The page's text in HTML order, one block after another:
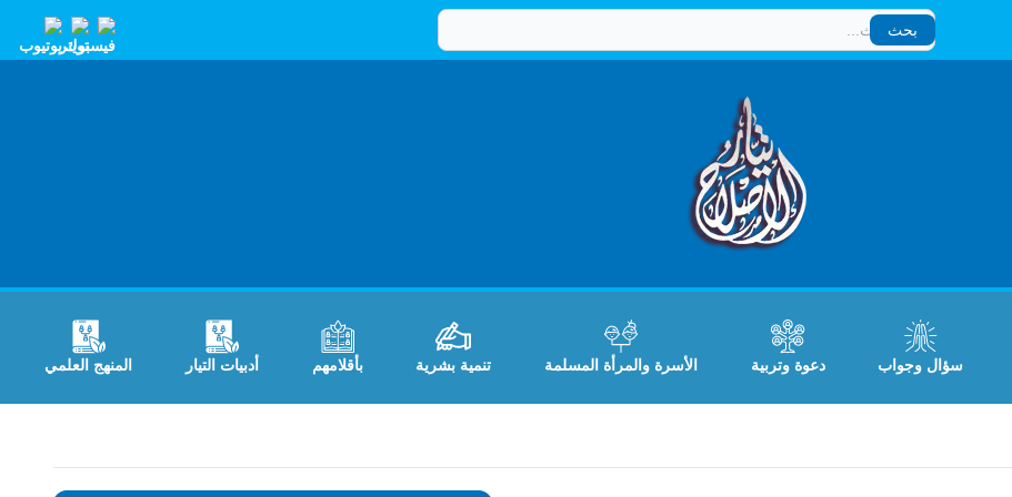
بحث
بحث
سؤال وجواب دعوة وتربية الأسرة والمرأة المسلمة تنمية بشرية بأقلامهم أدبيات التيار المنهج العلمي